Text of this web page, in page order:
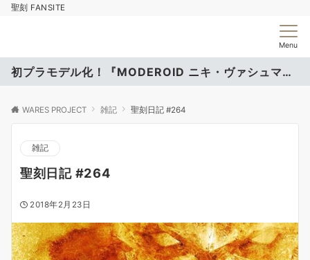
聖刻 FANSITE
Menu
初プラモデル化！『MODEROID ニキ・ヴァシュマール』
WARES PROJECT 雑記 聖刻日記 #264
雑記
聖刻日記 #264
2018年2月23日